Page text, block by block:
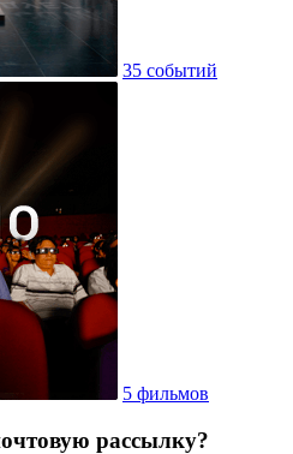
35 событий
5 фильмов
рассылку?